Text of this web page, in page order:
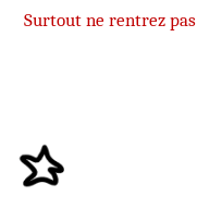
Surtout ne rentrez pas